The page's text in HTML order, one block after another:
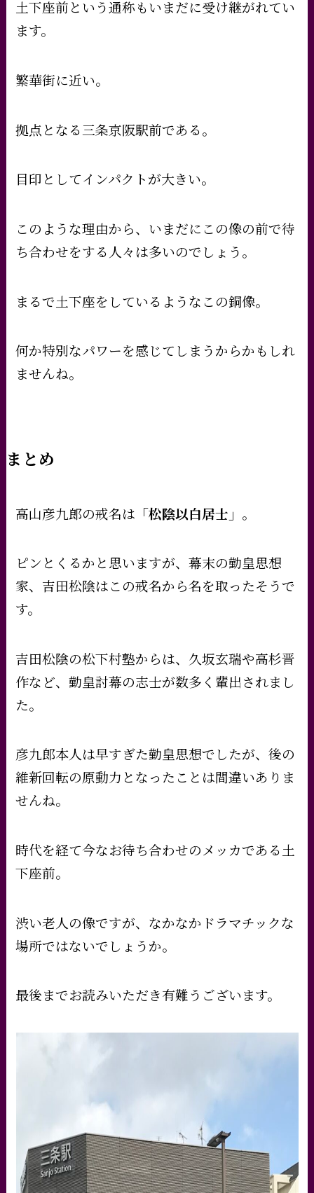
土下座前という通称もいまだに受け継がれてい
ます。
繁華街に近い。
拠点となる三条京阪駅前である。
目印としてインパクトが大きい。
このような理由から、いまだにこの像の前で待
ち合わせをする人々は多いのでしょう。
まるで土下座をしているようなこの銅像。
何か特別なパワーを感じてしまうからかもしれ
ませんね。
まとめ
高山彦九郎の戒名は 「松陰以白居士」 。
ピンとくるかと思いますが、幕末の勤皇思想
家、吉田松陰はこの戒名から名を取ったそうで
す。
吉田松陰の松下村塾からは、久坂玄瑞や高杉晋
作など、勤皇討幕の志士が数多く輩出されまし
た。
彦九郎本人は早すぎた勤皇思想でしたが、後の
維新回転の原動力となったことは間違いありま
せんね。
時代を経て今なお待ち合わせのメッカである土
下座前。
渋い老人の像ですが、なかなかドラマチックな
場所ではないでしょうか。
最後までお読みいただき有難うございます。